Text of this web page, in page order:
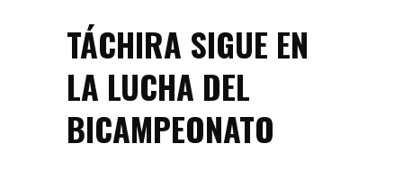
TÁCHIRA SIGUE EN
LA LUCHA DEL
BICAMPEONATO